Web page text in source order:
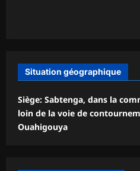
Situation géographique
Siège: Sabtenga, dans la
loin de la voie de
Ouahigouya